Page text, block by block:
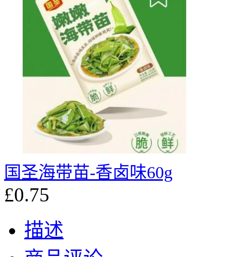
国圣海带苗-香卤味60g
£0.75
描述